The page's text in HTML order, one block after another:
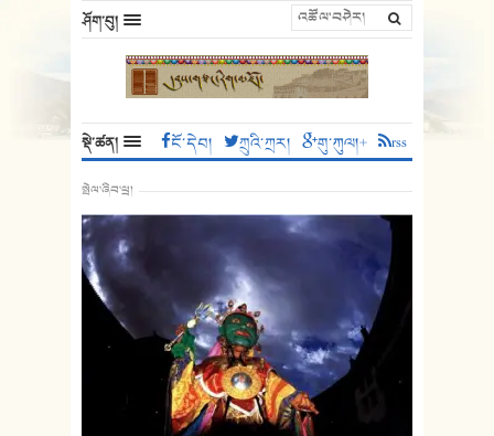
ཤོག་བུ།
སྡེ་ཚན། ངོ་དེབ། ཀྲུའི་ཀྲར། གུ་ཀུལ།+ rss
སྤེལ་ཞིབ་ཕྲ།